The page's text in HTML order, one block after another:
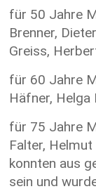
für 50 Jahre
Brenner,
Greiss,
für 60 Jahre
Häfner, Helga
für 75 Jahre
Falter,
konnten aus
sein und